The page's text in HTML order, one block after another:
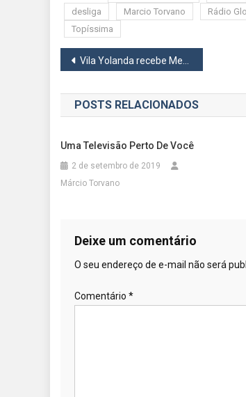
desliga
Marcio Torvano Rádio
Topíssima
Navegação
de
Post
Vila Yolanda recebe Mega Feira de Adoção de Cães e Gatos neste sábado, 1
POSTS RELACIONADOS
Uma Televisão Perto De Você
2 de setembro de 2019
Márcio Torvano
Deixe um comentário
O seu endereço de e-mail não será
Comentário *